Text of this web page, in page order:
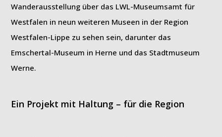
Wanderausstellung über das LWL-Museumsamt für
Westfalen in neun weiteren Museen in der Region
Westfalen-Lippe zu sehen sein, darunter das
Emschertal-Museum in Herne und das Stadtmuseum
Werne.
Ein Projekt mit Haltung – für die Region